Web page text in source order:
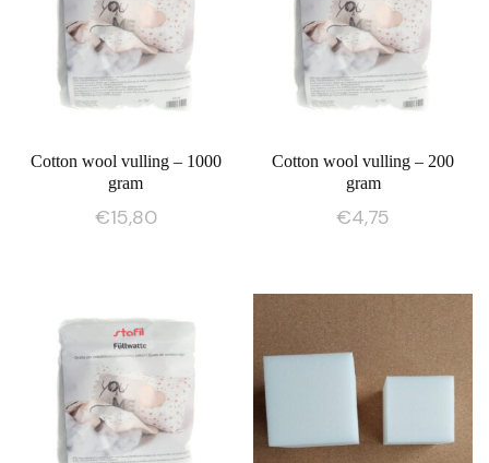
Cotton wool vulling – 1000
gram
€15,80
Cotton wool vulling – 200
gram
€4,75